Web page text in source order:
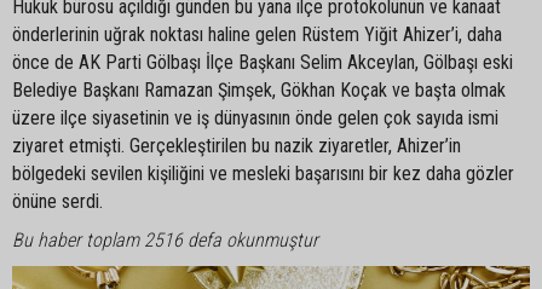
Hukuk bürosu açıldığı günden bu yana ilçe protokolünün ve kanaat
önderlerinin uğrak noktası haline gelen Rüstem Yiğit Ahizer’i, daha
önce de AK Parti Gölbaşı İlçe Başkanı Selim Akceylan, Gölbaşı eski
Belediye Başkanı Ramazan Şimşek, Gökhan Koçak ve başta olmak
üzere ilçe siyasetinin ve iş dünyasının önde gelen çok sayıda ismi
ziyaret etmişti. Gerçekleştirilen bu nazik ziyaretler, Ahizer’in
bölgedeki sevilen kişiliğini ve mesleki başarısını bir kez daha gözler
önüne serdi.
Bu haber toplam 2516 defa okunmuştur